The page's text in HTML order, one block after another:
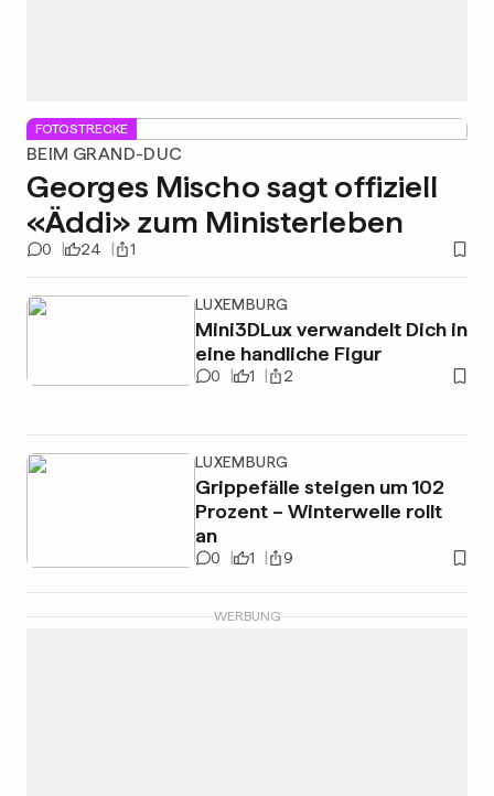
FOTOSTRECKE
BEIM GRAND-DUC
Georges Mischo sagt offiziell
«Äddi» zum Ministerleben
0 24 1
LUXEMBURG
Mini3DLux verwandelt Dich in
eine handliche Figur
0 1 2
LUXEMBURG
Grippefälle steigen um 102
Prozent – Winterwelle rollt
an
0 1 9
WERBUNG